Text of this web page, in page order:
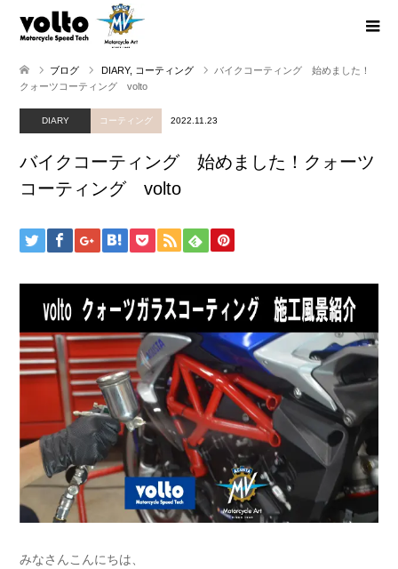
ブログ DIARY, コーティング
バイクコーティング 始めました！
クォーツコーティング volto
DIARY コーティング 2022.11.23
バイクコーティング 始めました！クォーツ
コーティング volto
みなさんこんにちは、